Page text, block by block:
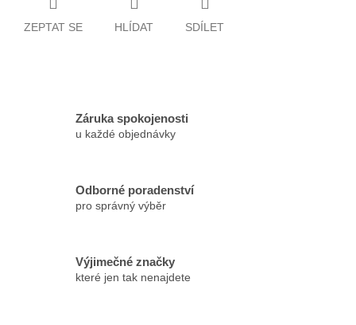
ZEPTAT SE HLÍDAT SDÍLET
Záruka spokojenosti
u každé objednávky
Odborné poradenství
pro správný výběr
Výjimečné značky
které jen tak nenajdete